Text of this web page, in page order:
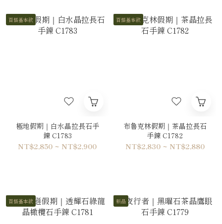
百搭基本款
極地假期｜白水晶拉長石手
鍊 C1783
NT$2,850 ~ NT$2,900
百搭基本款
布魯克林假期｜茶晶拉長石
手鍊 C1782
NT$2,830 ~ NT$2,880
百搭基本款 新品